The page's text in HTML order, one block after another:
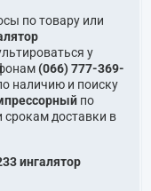
по товару или
у
(066) 777-369-
наличию и поиску
по
доставки в
ингалятор